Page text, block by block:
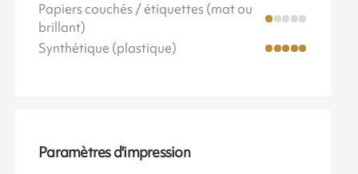
Papiers couchés / étiquettes (mat ou
brillant)
Synthétique (plastique)
Paramètres d'impression